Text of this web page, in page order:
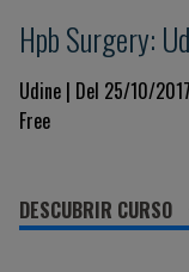
Hpb Surgery:
Udine | Del 25/10/
Free
DESCUBRIR CURSO